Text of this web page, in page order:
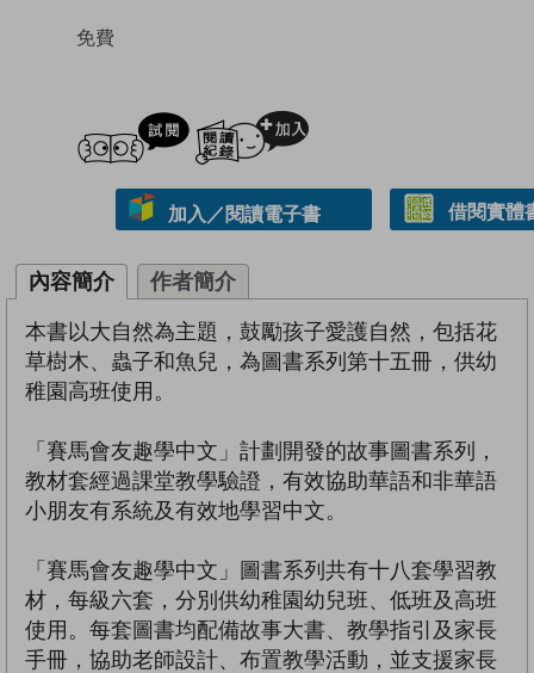
免費
試閲
加入／閱讀電子書 借閱實體
內容簡介 作者簡介
本書以大自然為主題，鼓勵孩子愛護自然，包括花
草樹木、蟲子和魚兒，為圖書系列第十五冊，供幼
稚園高班使用。
「賽馬會友趣學中文」計劃開發的故事圖書系列，
教材套經過課堂教學驗證，有效協助華語和非華語
小朋友有系統及有效地學習中文。
「賽馬會友趣學中文」圖書系列共有十八套學習教
材，每級六套，分別供幼稚園幼兒班、低班及高班
使用。每套圖書均配備故事大書、教學指引及家長
手冊，協助老師設計、布置教學活動，並支援家長